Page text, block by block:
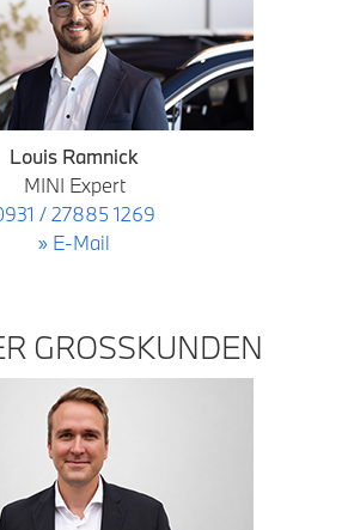
Louis Ramnick
MINI Expert
/ 27885 1269
» E-Mail
GROSSKUNDEN